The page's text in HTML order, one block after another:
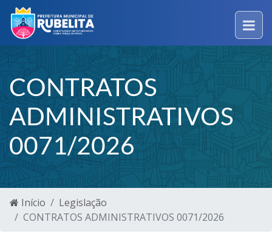
CONTRATOS
ADMINISTRATIVOS
0071/2026
Início
Legislação
CONTRATOS ADMINISTRATIVOS 0071/2026